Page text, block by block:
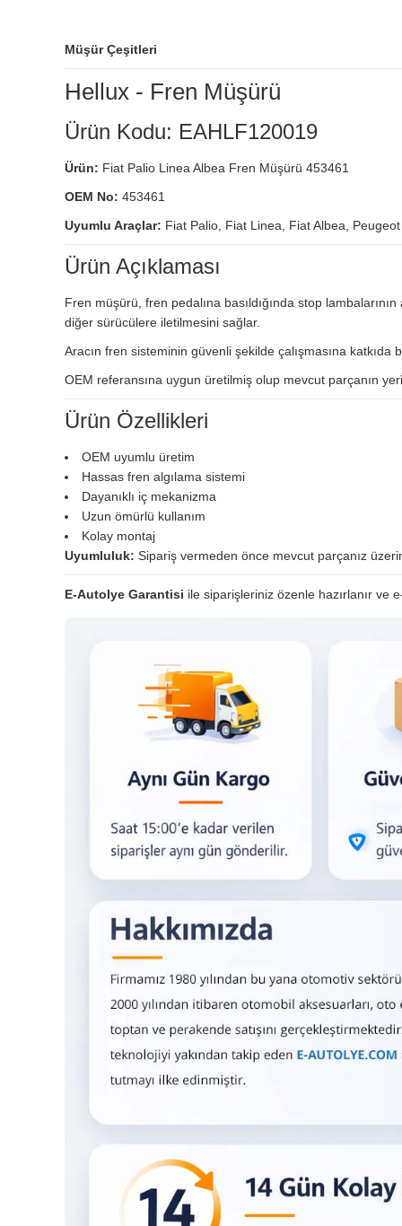
Müşür Çeşitleri
Hellux - Fren Müşürü
Ürün Kodu: EAHLF120019
Ürün: Fiat Palio Linea Albea Fren Müşürü 453461
OEM No: 453461
Uyumlu Araçlar: Fiat Palio, Fiat Linea, Fiat Albea,
Ürün Açıklaması
Fren müşürü, fren pedalına basıldığında stop
diğer sürücülere iletilmesini sağlar.
Aracın fren sisteminin güvenli şekilde çalışmasına
OEM referansına uygun üretilmiş olup mevcut parçanın
Ürün Özellikleri
OEM uyumlu üretim
Hassas fren algılama sistemi
Dayanıklı iç mekanizma
Uzun ömürlü kullanım
Kolay montaj
Uyumluluk: Sipariş vermeden önce mevcut parçanız
E-Autolye Garantisi ile siparişleriniz özenle hazırlanır ve